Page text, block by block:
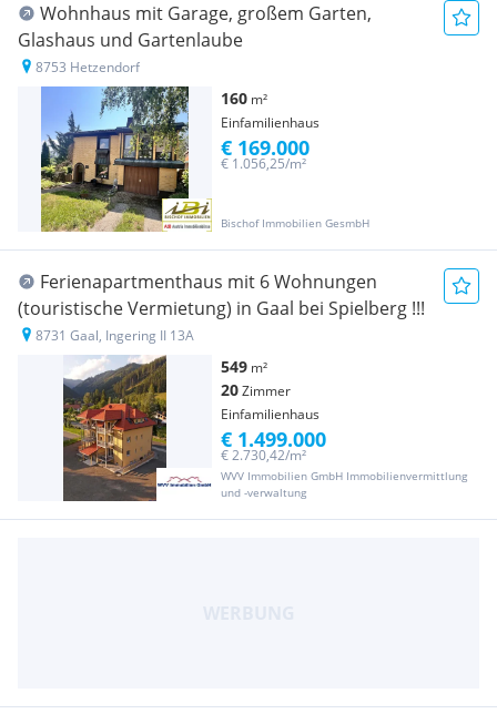
Wohnhaus mit Garage, großem Garten,
Glashaus und Gartenlaube
8753 Hetzendorf
160 m²
Einfamilienhaus
Bischof Immobilien GesmbH
€ 1.056,25/m²
€ 169.000
Ferienapartmenthaus mit 6 Wohnungen
(touristische Vermietung) in Gaal bei Spielberg !!!
8731 Gaal, Ingering II 13A
549 m²
20Zimmer
Einfamilienhaus
WVV Immobilien GmbH Immobilienvermittlung
und -verwaltung
€ 2.730,42/m²
€ 1.499.000